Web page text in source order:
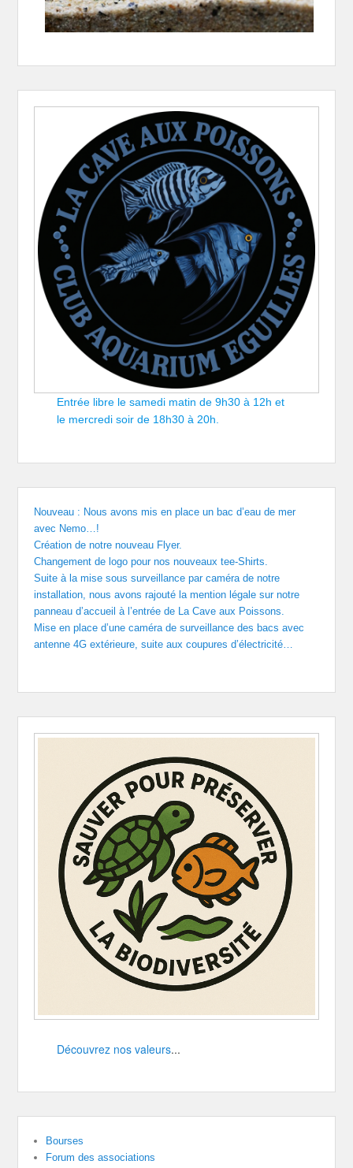
Entrée libre le samedi matin de 9h30 à 12h et
le mercredi soir de 18h30 à 20h.
Nouveau : Nous avons mis en place un bac d’eau de mer
avec Nemo…!
Création de notre nouveau Flyer.
Changement de logo pour nos nouveaux tee-Shirts.
Suite à la mise sous surveillance par caméra de notre
installation, nous avons rajouté la mention légale sur notre
panneau d’accueil à l’entrée de La Cave aux Poissons.
Mise en place d’une caméra de surveillance des bacs avec
antenne 4G extérieure, suite aux coupures d’électricité…
Découvrez nos valeurs...
Bourses
Forum des associations